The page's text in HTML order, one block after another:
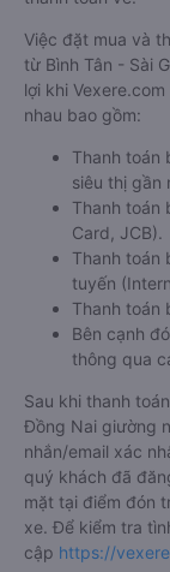
Việc đặt mua và
từ Bình Tân - Sài
lợi khi
nhau bao gồm:
Thanh toán
siêu thị gần
Thanh toán
Card, JCB).
Thanh toán
tuyến
Thanh toán
Bên cạnh
thông qua
Sau khi thanh
Đồng Nai giường
nhắn/email xác
quý khách đã
mặt tại điểm đón
xe. Để kiểm tra
cập https://